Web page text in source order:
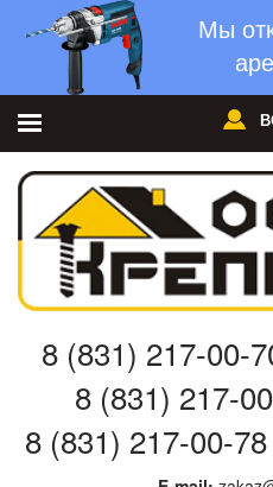
Мы
8 (831) 217-00-
8 (831) 217-
8 (831) 217-00-78